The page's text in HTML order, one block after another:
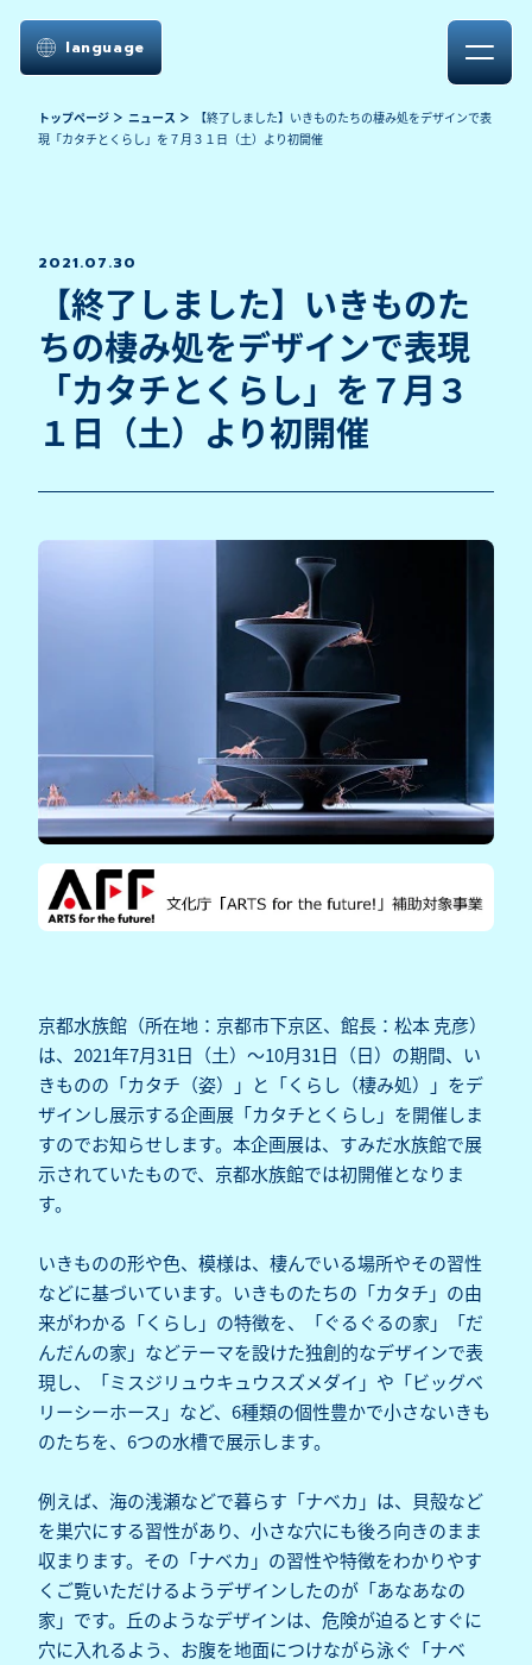
language
トップページ ニュース
【終了しました】いきものたちの棲み処をデザインで表
現「カタチとくらし」を７月３１日（土）より初開催
2021.07.30
【終了しました】いきものた
ちの棲み処をデザインで表現
「カタチとくらし」を７月３
１日（土）より初開催
京都水族館（所在地：京都市下京区、館長：松本 克彦）
は、2021年7月31日（土）～10月31日（日）の期間、い
きものの「カタチ（姿）」と「くらし（棲み処）」をデ
ザインし展示する企画展「カタチとくらし」を開催しま
すのでお知らせします。本企画展は、すみだ水族館で展
示されていたもので、京都水族館では初開催となりま
す。
いきものの形や色、模様は、棲んでいる場所やその習性
などに基づいています。いきものたちの「カタチ」の由
来がわかる「くらし」の特徴を、「ぐるぐるの家」「だ
んだんの家」などテーマを設けた独創的なデザインで表
現し、「ミスジリュウキュウスズメダイ」や「ビッグベ
リーシーホース」など、6種類の個性豊かで小さないきも
のたちを、6つの水槽で展示します。
例えば、海の浅瀬などで暮らす「ナベカ」は、貝殻など
を巣穴にする習性があり、小さな穴にも後ろ向きのまま
収まります。その「ナベカ」の習性や特徴をわかりやす
くご覧いただけるようデザインしたのが「あなあなの
家」です。丘のようなデザインは、危険が迫るとすぐに
穴に入れるよう、お腹を地面につけながら泳ぐ「ナベ